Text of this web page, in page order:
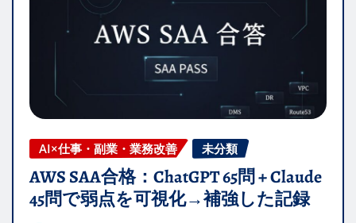
AI×仕事・副業・業務改善 未分類
AWS SAA合格：ChatGPT 65問 + Claude
45問で弱点を可視化→補強した記録